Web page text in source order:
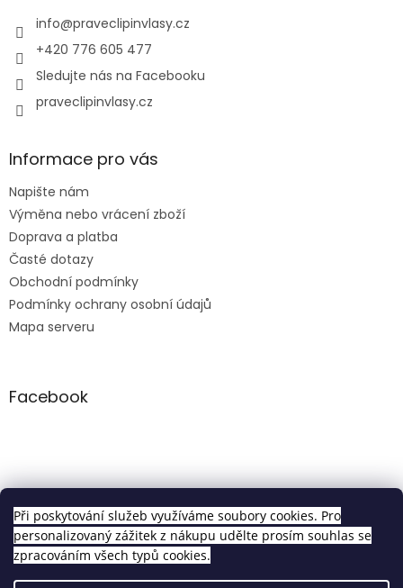
Při poskytování služeb využíváme soubory cookies. Pro
personalizovaný zážitek z nákupu udělte prosím souhlas se
zpracováním všech typů cookies.
info@praveclipinvlasy.cz
+420 776 605 477
Sledujte nás na Facebooku
praveclipinvlasy.cz
Informace pro vás
Napište nám
Výměna nebo vrácení zboží
Doprava a platba
Časté dotazy
Obchodní podmínky
Podmínky ochrany osobní údajů
Mapa serveru
Facebook
Clip in sety